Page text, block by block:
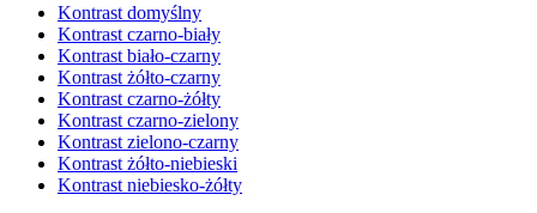
Kontrast domyślny
Kontrast czarno-biały
Kontrast biało-czarny
Kontrast żółto-czarny
Kontrast czarno-żółty
Kontrast czarno-zielony
Kontrast zielono-czarny
Kontrast żółto-niebieski
Kontrast niebiesko-żółty